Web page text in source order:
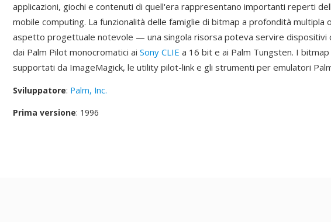
applicazioni, giochi e contenuti di quell'era rappresentano importanti reperti
mobile computing. La funzionalità delle famiglie di bitmap a profondità multipla
aspetto progettuale notevole — una singola risorsa poteva servire dispositivi
dai Palm Pilot monocromatici ai Sony CLIE a 16 bit e ai Palm Tungsten. I
supportati da ImageMagick, le utility pilot-link e gli strumenti per emulatori
Sviluppatore: Palm, Inc.
Prima versione: 1996